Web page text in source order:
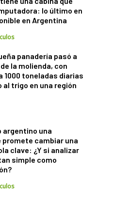
lo último en
en Argentina
panadería pasó a
la molienda, con
1000 toneladas diarias
al trigo en una región
argentino una
promete cambiar una
clave: ¿Y si analizar
simple como